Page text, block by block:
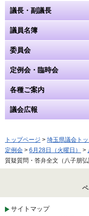
議長・副議長
議員名簿
委員会
定例会・臨時会
各種ご案内
議会広報
トップページ > 埼玉県議会ト
定例会 > 6月28日（火曜日） >
質疑質問・答弁全文（八子朋弘
サイトマップ